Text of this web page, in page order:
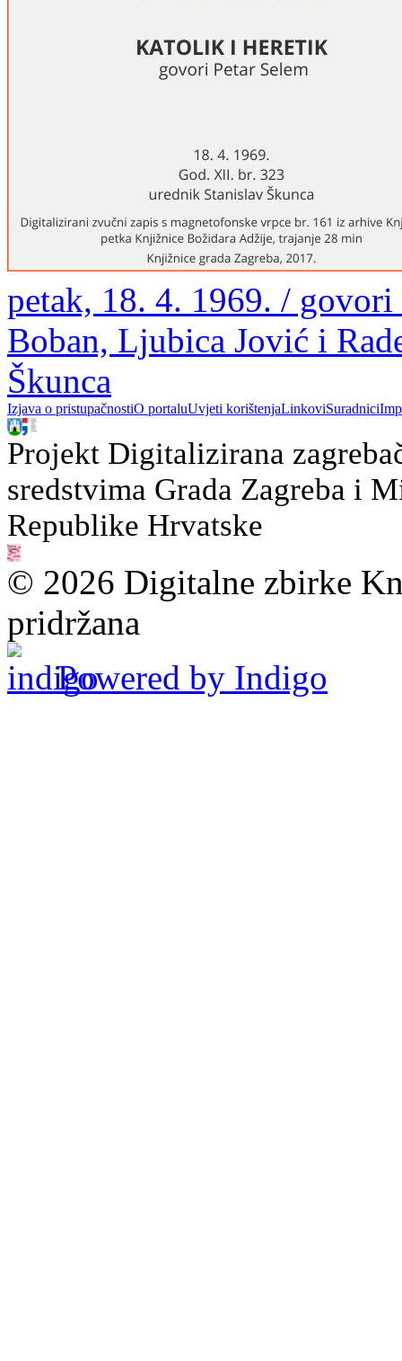
petak, 18. 4. 1969. /
Boban, Ljubica Jović i
Škunca
Izjava o pristupačnostiO portaluUvjeti korištenjaLinkoviSuradnici
Projekt Digitalizirana
sredstvima Grada Zagreba i
Republike Hrvatske
© 2026 Digitalne zbirke
pridržana
Powered by Indigo